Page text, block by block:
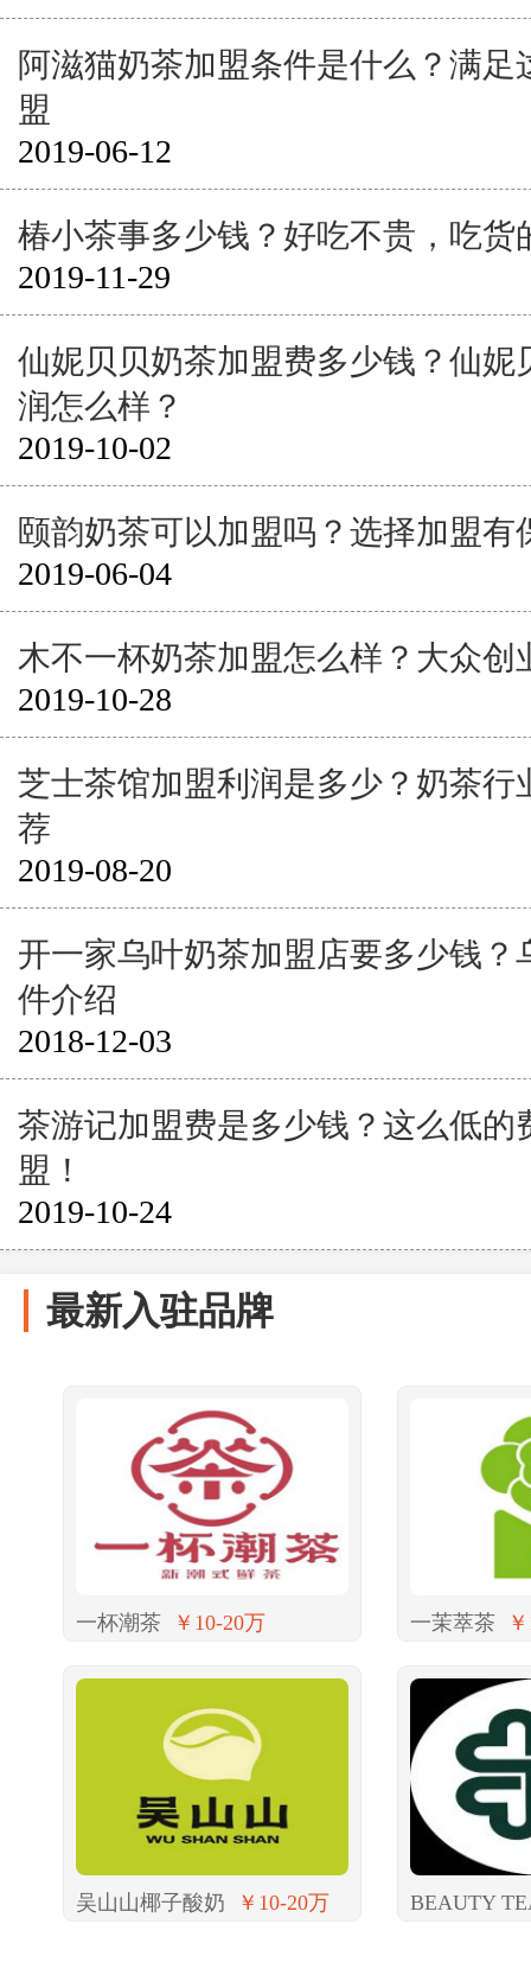
阿滋猫奶茶加盟条件是什么？满足
盟
2019-06-12
椿小茶事多少钱？好吃不贵，吃货
2019-11-29
仙妮贝贝奶茶加盟费多少钱？仙妮
润怎么样？
2019-10-02
颐韵奶茶可以加盟吗？选择加盟有
2019-06-04
木不一杯奶茶加盟怎么样？大众创
2019-10-28
芝士茶馆加盟利润是多少？奶茶行
荐
2019-08-20
开一家乌叶奶茶加盟店要多少钱？
件介绍
2018-12-03
茶游记加盟费是多少钱？这么低的
盟！
2019-10-24
最新入驻品牌
一杯潮茶 ￥10-20万 一茉萃茶
吴山山椰子酸奶 ￥10-20万 BEAUTY